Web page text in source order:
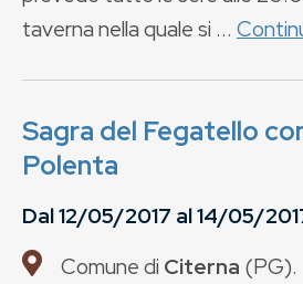
taverna nella quale si ...
Sagra del Fegatello
Polenta
Dal12/05/2017 al14/05/
Comune di Citerna (PG).